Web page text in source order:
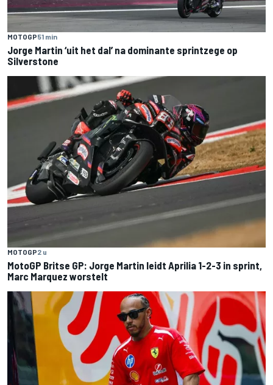
MOTOGP51 min
Jorge Martin ‘uit het dal’ na dominante sprintzege op
Silverstone
MOTOGP2 u
MotoGP Britse GP: Jorge Martin leidt Aprilia 1-2-3 in sprint,
Marc Marquez worstelt